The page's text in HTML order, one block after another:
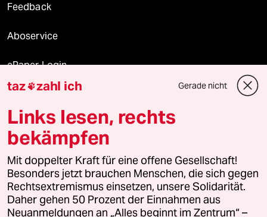
Feedback
Aboservice
ePaper Login
Downloads für Abonnierende
© 2026 taz Verlags und Vertriebs GmbH
Alle Rechte vorbehalten. Bei rechtlichen Fragen oder für Genehmigungen
wenden Sie sich bitte an
lizenzen@taz.de
Feedback Redaktionsstatut Kommune-Richtlinien
taz zahl ich Gerade nicht
Links lesen, rechts
bekämpfen
Mit doppelter Kraft für eine offene Gesellschaft!
Besonders jetzt brauchen Menschen, die sich gegen
Rechtsextremismus einsetzen, unsere Solidarität.
Daher gehen 50 Prozent der Einnahmen aus
Neuanmeldungen an „Alles beginnt im Zentrum“ –